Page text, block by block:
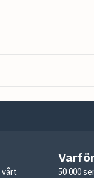
vårt
50 000